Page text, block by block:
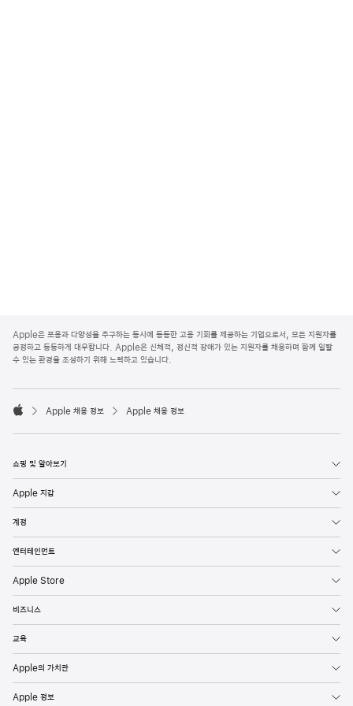
p
p
l
o
e
Apple은 포용과 다양성을 추구하는 동시에 동등한 고용 기회를 제공하는 기업으로서, 모든 지원자를
공정하고 동등하게 대우합니다. Apple은 신체적, 정신적 장애가 있는 지원자를 채용하며 함께 일할
수 있는 환경을 조성하기 위해 노력하고 있습니다.

p
l
Apple 채용 정보 Apple 채용 정보
쇼핑 및 알아보기
Apple 지갑
계정
엔터테인먼트
Apple Store
비즈니스
교육
Apple의 가치관
Apple 정보